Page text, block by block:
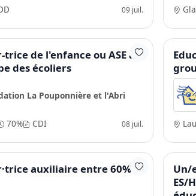
09 juil.
de l'enfance ou ASE à
des écoliers
La Pouponnière et l'Abri
70% CDI 08 juil.
auxiliaire entre 60%
Un/
ES/